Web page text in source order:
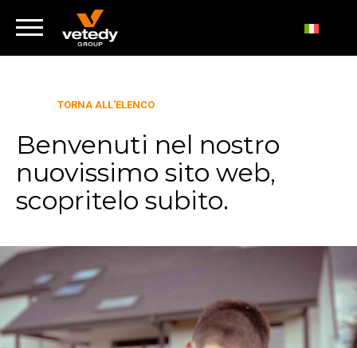
TORNA ALL'ELENCO
Benvenuti nel nostro
nuovissimo sito web,
scopritelo subito.